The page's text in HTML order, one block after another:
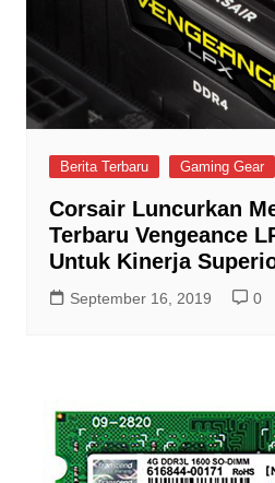
Berita Terbaru Gaming Gear
Corsair Luncurkan
Terbaru Vengeance
Untuk Kinerja
September 16, 2019 0